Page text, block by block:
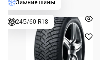
245/60 R18